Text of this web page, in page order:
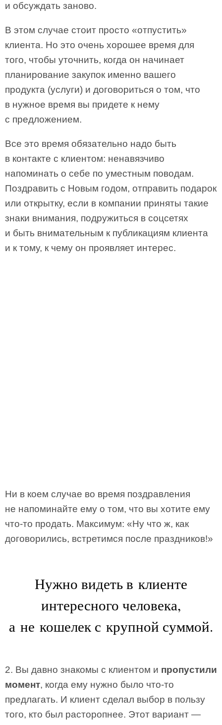
и обсуждать заново.
В этом случае стоит просто «отпустить»
клиента. Но это очень хорошее время для
того, чтобы уточнить, когда он начинает
планирование закупок именно вашего
продукта (услуги) и договориться о том, что
в нужное время вы придете к нему
с предложением.
Все это время обязательно надо быть
в контакте с клиентом: ненавязчиво
напоминать о себе по уместным поводам.
Поздравить с Новым годом, отправить подарок
или открытку, если в компании приняты такие
знаки внимания, подружиться в соцсетях
и быть внимательным к публикациям клиента
и к тому, к чему он проявляет интерес.
Ни в коем случае во время поздравления
не напоминайте ему о том, что вы хотите ему
что-то продать. Максимум: «Ну что ж, как
договорились, встретимся после праздников!»
Нужно видеть в клиенте
интересного человека,
а не кошелек с крупной суммой.
2. Вы давно знакомы с клиентом и пропустили
момент, когда ему нужно было что-то
предлагать. И клиент сделал выбор в пользу
того, кто был расторопнее. Этот вариант —